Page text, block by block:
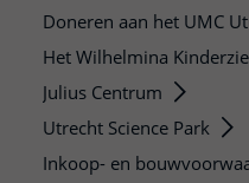
Doneren aan het UMC
Het Wilhelmina
Julius Centrum
Utrecht Science Park
Inkoop- en